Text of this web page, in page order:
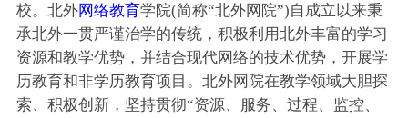
校。北外网络教育学院(简称“北外网院”)自成立以来秉
承北外一贯严谨治学的传统，积极利用北外丰富的学习
资源和教学优势，并结合现代网络的技术优势，开展学
历教育和非学历教育项目。北外网院在教学领域大胆探
索、积极创新，坚持贯彻“资源、服务、过程、监控、